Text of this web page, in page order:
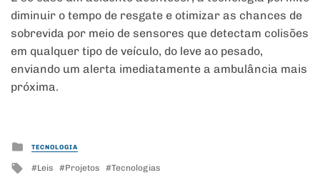
diminuir o tempo de resgate e otimizar as chances de
sobrevida por meio de sensores que detectam colisões
em qualquer tipo de veículo, do leve ao pesado,
enviando um alerta imediatamente a ambulância mais
próxima.
Posted
in
TECNOLOGIA
Tagged
Leis Projetos Tecnologias